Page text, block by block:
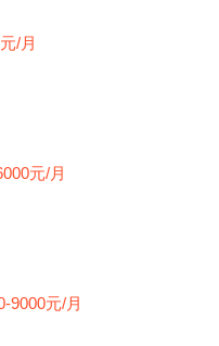
/月
元/月
9000元/月